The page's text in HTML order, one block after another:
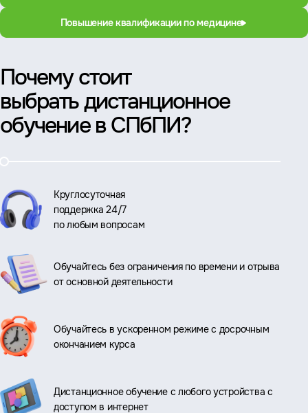
Повышение квалификации по медицине
Почему стоит
выбрать дистанционное
обучение в СПбПИ?
Круглосуточная
поддержка 24/7
по любым вопросам
Обучайтесь без ограничения по времени и отрыва
от основной деятельности
Обучайтесь в ускоренном режиме с досрочным
окончанием курса
Дистанционное обучение с любого устройства с
доступом в интернет